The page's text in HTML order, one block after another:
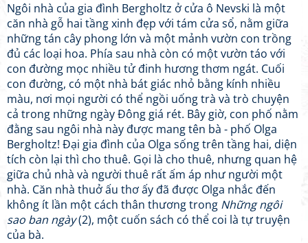
Ngôi nhà của gia đình Bergholtz ở cửa ô Nevski là một
căn nhà gỗ hai tầng xinh đẹp với tám cửa sổ, nằm giữa
những tán cây phong lớn và một mảnh vườn con trồng
đủ các loại hoa. Phía sau nhà còn có một vườn táo với
con đường mọc nhiều tử đinh hương thơm ngát. Cuối
con đường, có một nhà bát giác nhỏ bằng kính nhiều
màu, nơi mọi người có thể ngồi uống trà và trò chuyện
cả trong những ngày Đông giá rét. Bây giờ, con phố nằm
đằng sau ngôi nhà này được mang tên bà - phố Olga
Bergholtz! Đại gia đình của Olga sống trên tầng hai, diện
tích còn lại thì cho thuê. Gọi là cho thuê, nhưng quan hệ
giữa chủ nhà và người thuê rất ấm áp như người một
nhà. Căn nhà thuở ấu thơ ấy đã được Olga nhắc đến
không ít lần một cách thân thương trong Những ngôi
sao ban ngày(2), một cuốn sách có thể coi là tự truyện
của bà.